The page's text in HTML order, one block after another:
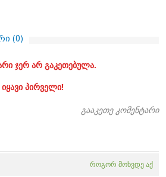
(0)
ჯერ არ გაკეთებულა.
იყავი პირველი!
გააკეთე კომენტარი
როგორ მოხვდე აქ